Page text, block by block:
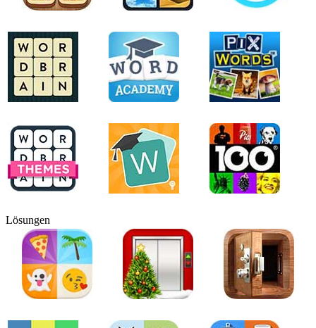
Lösungen